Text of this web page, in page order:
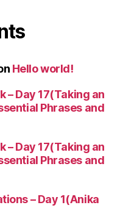
Hello world!
– Day 17(Taking an
Phrases and
– Day 17(Taking an
Phrases and
– Day 1(Anika